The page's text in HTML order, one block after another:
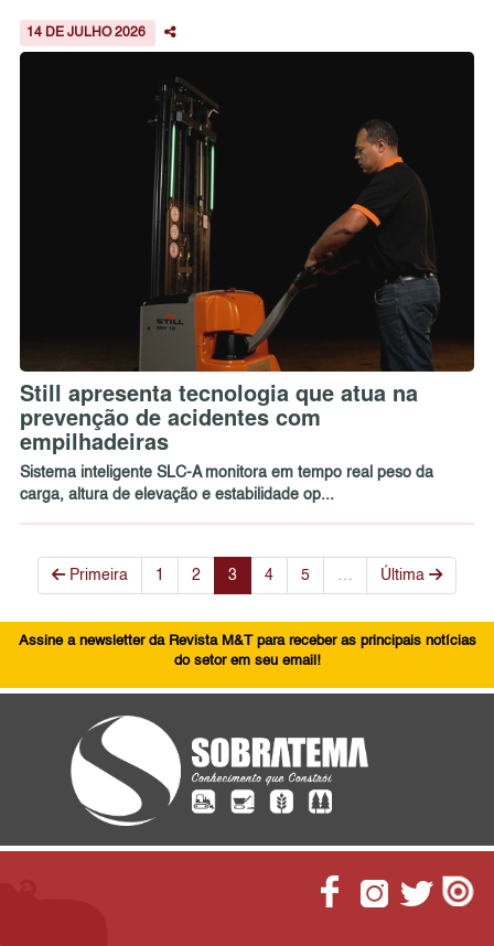
14 DE JULHO 2026
Still apresenta tecnologia que atua na
prevenção de acidentes com
empilhadeiras
Sistema inteligente SLC-A monitora em tempo real peso da
carga, altura de elevação e estabilidade op...
Primeira 1 2 3 4 5 Última
Assine a newsletter da Revista M&T para receber as principais notícias
do setor em seu email!